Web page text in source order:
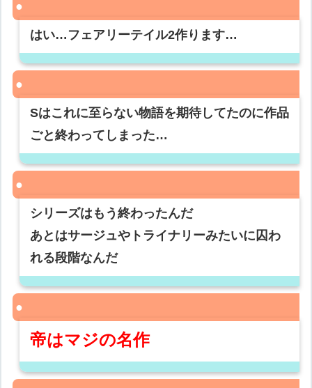
はい…フェアリーテイル2作ります…
Sはこれに至らない物語を期待してたのに作品
ごと終わってしまった…
シリーズはもう終わったんだ
あとはサージュやトライナリーみたいに囚わ
れる段階なんだ
帝はマジの名作